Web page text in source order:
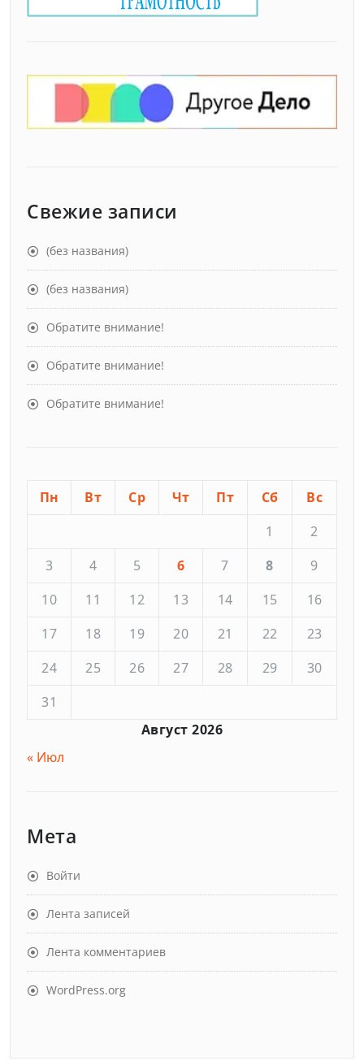
Свежие записи
(без названия)
(без названия)
Обратите внимание!
Обратите внимание!
Обратите внимание!
Август 2026
Пн Вт Ср Чт Пт Сб
Вс
1
2
3
4 5 6 7 8
9
10
11 12 13 14 15
16
17
18 19 20 21 22
23
24
25 26 27 28 29
30
31
« Июл
Мета
Войти
Лента записей
Лента комментариев
WordPress.org